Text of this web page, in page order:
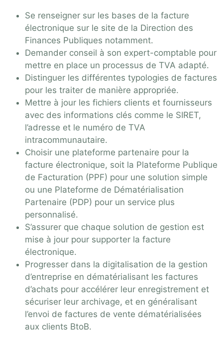
Se renseigner sur les bases de la facture
électronique sur le site de la Direction des
Finances Publiques notamment.
Demander conseil à son expert-comptable pour
mettre en place un processus de TVA adapté.
Distinguer les différentes typologies de factures
pour les traiter de manière appropriée.
Mettre à jour les fichiers clients et fournisseurs
avec des informations clés comme le SIRET,
l’adresse et le numéro de TVA
intracommunautaire.
Choisir une plateforme partenaire pour la
facture électronique, soit la Plateforme Publique
de Facturation (PPF) pour une solution simple
ou une Plateforme de Dématérialisation
Partenaire (PDP) pour un service plus
personnalisé.
S’assurer que chaque solution de gestion est
mise à jour pour supporter la facture
électronique.
Progresser dans la digitalisation de la gestion
d’entreprise en dématérialisant les factures
d’achats pour accélérer leur enregistrement et
sécuriser leur archivage, et en généralisant
l’envoi de factures de vente dématérialisées
aux clients BtoB.